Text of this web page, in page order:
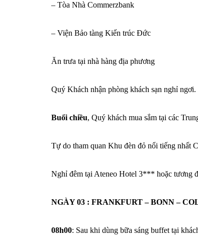
– Tòa Nhà Commerzbank
– Viện Bảo tàng Kiến trúc Đức
Ăn trưa tại nhà hàng địa phương
Quý Khách nhận phòng khách sạn nghỉ ngơi.
Buổi chiều, Quý khách mua sắm tại các
Tự do tham quan Khu đèn đỏ nổi tiếng nhất
Nghỉ đêm tại Ateneo Hotel 3*** hoặc tương
NGÀY 03 : FRANKFURT – BONN –
08h00: Sau khi dùng bữa sáng buffet tại